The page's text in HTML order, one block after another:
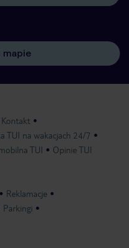
mapie
Kontakt
TUI na wakacjach 24/7
TUI Opinie TUI
Reklamacje
Parkingi